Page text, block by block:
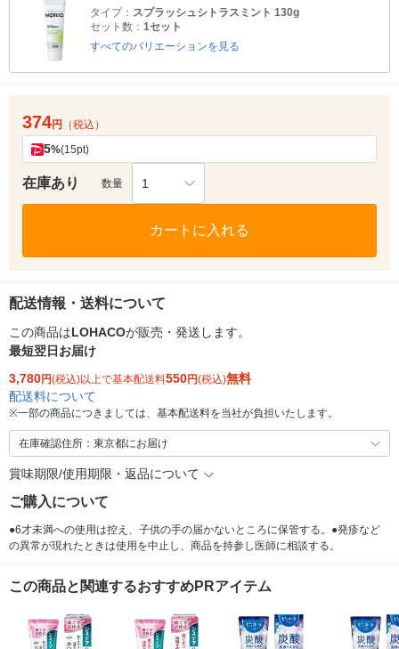
タイプ： スプラッシュシトラスミント 130g
セット数： 1セット
すべてのバリエーションを見る
374円 （税込）
5%(15pt)
在庫あり 数量 1
カートに入れる
配送情報・送料について
この商品はLOHACOが販売・発送します。
最短翌日お届け
3,780円(税込)以上で基本配送料550円(税込)無料
配送料について
※一部の商品につきましては、基本配送料を当社が負担いたします。
在庫確認住所：東京都にお届け
賞味期限/使用期限・返品について
ご購入について
●6才未満への使用は控え、子供の手の届かないところに保管する。●発疹など
の異常が現れたときは使用を中止し、商品を持参し医師に相談する。
この商品と関連するおすすめPRアイテム